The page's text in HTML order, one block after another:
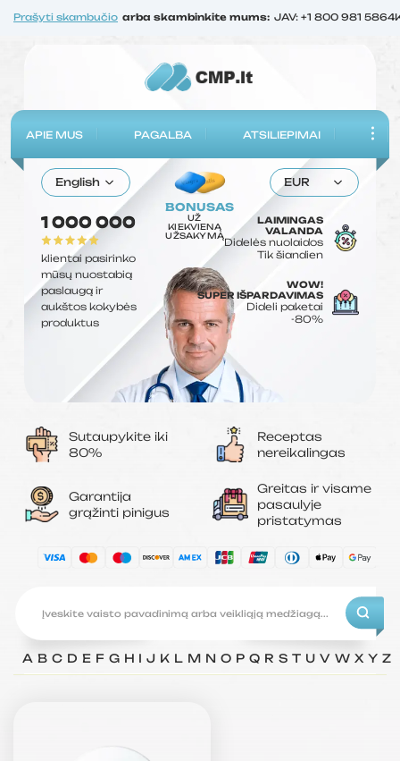
Prašyti skambučio arba skambinkite mums: JAV: +1 800 981 5864
APIE MUS PAGALBA ATSILIEPIMAI
BONUSAS
UŽ
KIEKVIENĄ
UŽSAKYMĄ
English EUR
1 000 000
klientai pasirinko
mūsų nuostabią
paslaugą ir
aukštos kokybės
produktus
LAIMINGAS
VALANDA
Didelės nuolaidos
Tik šiandien
WOW!
SUPER IŠPARDAVIMAS
Dideli paketai
-80%
Sutaupykite iki
80%
Receptas
nereikalingas
Garantija
grąžinti pinigus
Greitas ir visame
pasaulyje
pristatymas
A B C D E F G H I J K L M N O P Q R S T U V W X Y Z